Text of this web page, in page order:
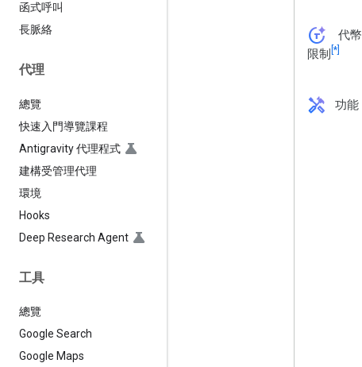
函式呼叫
長脈絡
代理
總覽
快速入門導覽課程
Antigravity 代理程式
建構受管理代理
環境
Hooks
Deep Research Agent
工具
總覽
Google Search
Google Maps
token_auto
代幣
限制 [*]
handyman 功能